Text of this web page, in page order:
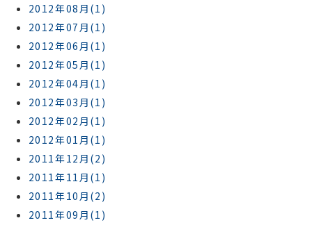
2012年08月(1)
2012年07月(1)
2012年06月(1)
2012年05月(1)
2012年04月(1)
2012年03月(1)
2012年02月(1)
2012年01月(1)
2011年12月(2)
2011年11月(1)
2011年10月(2)
2011年09月(1)